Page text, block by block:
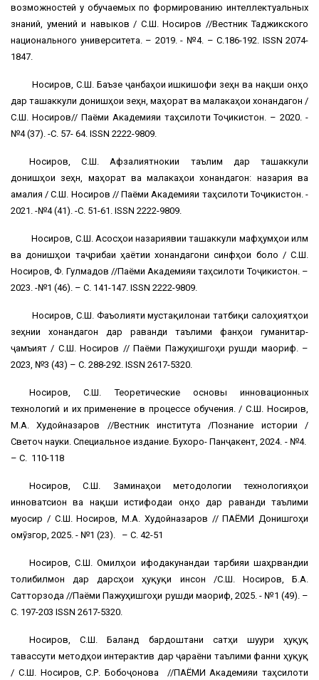
возможностей у обучаемых по формированию интеллектуальных
знаний, умений и навыков / С.Ш. Носиров //Вестник Таджикского
национального университета. – 2019. - №4. – С.186-192. ISSN 2074-
1847.
Носиров, С.Ш. Баъзе ҷанбаҳои ишкишофи зеҳнӣ ва нақши онҳо
дар ташаккули донишҳои зеҳнӣ, маҳорат ва малакаҳои хонандагон /
С.Ш. Носиров// Паёми Академияи таҳсилоти Тоҷикистон. – 2020. -
№4 (37). -С. 57- 64. ISSN 2222-9809.
Носиров, С.Ш. Афзалиятнокии таълим дар ташаккули
донишҳои зеҳнӣ, маҳорат ва малакаҳои хонандагон: назария ва
амалия / С.Ш. Носиров // Паёми Академияи таҳсилоти Тоҷикистон. -
2021. -№4 (41). -С. 51-61. ISSN 2222-9809.
Носиров, С.Ш. Асосҳои назариявии ташаккули мафҳумҳои илмӣ
ва донишҳои таҷрибаи ҳаётии хонандагони синфҳои болоӣ / С.Ш.
Носиров, Ф. Гулмадов //Паёми Академияи таҳсилоти Тоҷикистон. –
2023. -№1 (46). – С. 141-147. ISSN 2222-9809.
Носиров, С.Ш. Фаъолияти мустақилонаи татбиқи салоҳиятҳои
зеҳнии хонандагон дар раванди таълими фанҳои гуманитарӣ-
ҷамъиятӣ / С.Ш. Носиров // Паёми Пажуҳишгоҳи рушди маориф. –
2023, №3 (43) – С. 288-292. ISSN 2617-5320.
Носиров, С.Ш. Теоретические основы инновационных
технологий и их применение в процессе обучения. / С.Ш. Носиров,
М.А. Худойназаров //Вестник института /Познание истории /
Светоч науки. Специальное издание. Бухоро- Панҷакент, 2024. - №4.
– С. 110-118
Носиров, С.Ш. Заминаҳои методологии технологияҳои
инноватсионӣ ва нақши истифодаи онҳо дар раванди таълими
муосир / С.Ш. Носиров, М.А. Худойназаров // ПАЁМИ Донишгоҳи
омӯзгорӣ, 2025. - №1 (23). – С. 42-51
Носиров, С.Ш. Омилҳои ифодакунандаи тарбияи шаҳрвандии
толибилмон дар дарсҳои ҳуқуқи инсон /С.Ш. Носиров, Б.А.
Сатторзода //Паёми Пажуҳишгоҳи рушди маориф, 2025. - №1 (49). –
С. 197-203 ISSN 2617-5320.
Носиров, С.Ш. Баланд бардоштани сатҳи шуури ҳуқуқӣ
тавассути методҳои интерактивӣ дар ҷараёни таълими фанни ҳуқуқ
/ С.Ш. Носиров, С.Р. Бобоҷонова //ПАЁМИ Академияи таҳсилоти